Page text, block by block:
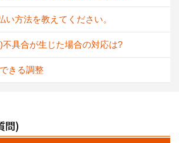
い方法を教えてください。
不具合が生じた場合の対応は?
きる調整
問)